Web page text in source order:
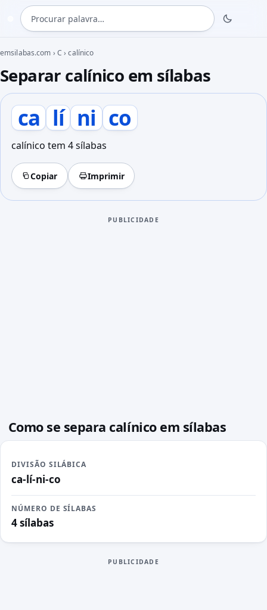
Procurar palavra
emsilabas.com › C ›calínico
Separar calínico em sílabas
ca lí ni co
calínico tem 4 sílabas
Copiar Imprimir
PUBLICIDADE
Como se separa calínico em sílabas
DIVISÃO SILÁBICA
ca-lí-ni-co
NÚMERO DE SÍLABAS
4 sílabas
PUBLICIDADE